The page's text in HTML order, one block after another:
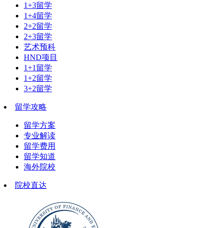
1+3留学
1+4留学
2+2留学
2+3留学
艺术预科
HND项目
1+1留学
1+2留学
3+2留学
留学攻略
留学方案
专业解读
留学费用
留学知道
海外院校
院校直达